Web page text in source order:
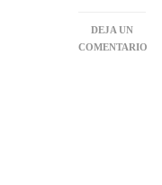
DEJA UN
COMENTARIO